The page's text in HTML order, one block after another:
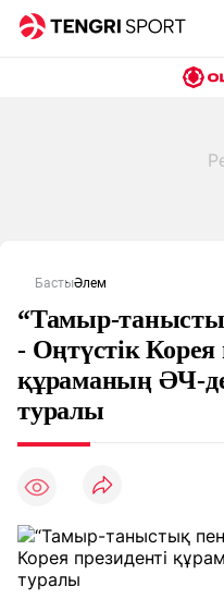
БастыӘлем
“Тамыр-
- Оңтүстік Корея
құраманың ӘЧ-
туралы